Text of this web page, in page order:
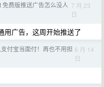
免费版推送广告怎么没人 7 月 23
日
用广告，这周开始推送了
付宝当面付！再也不用担 6 月 14
日